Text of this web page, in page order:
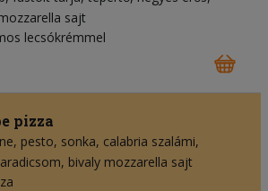
sajt
lecsókrémmel
pizza
pesto sonka calabria szalámi
bivaly mozzarella sajt